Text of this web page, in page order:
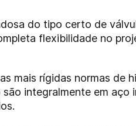
do tipo certo de
flexibilidade no
mais rígidas normas de
integralmente em aço